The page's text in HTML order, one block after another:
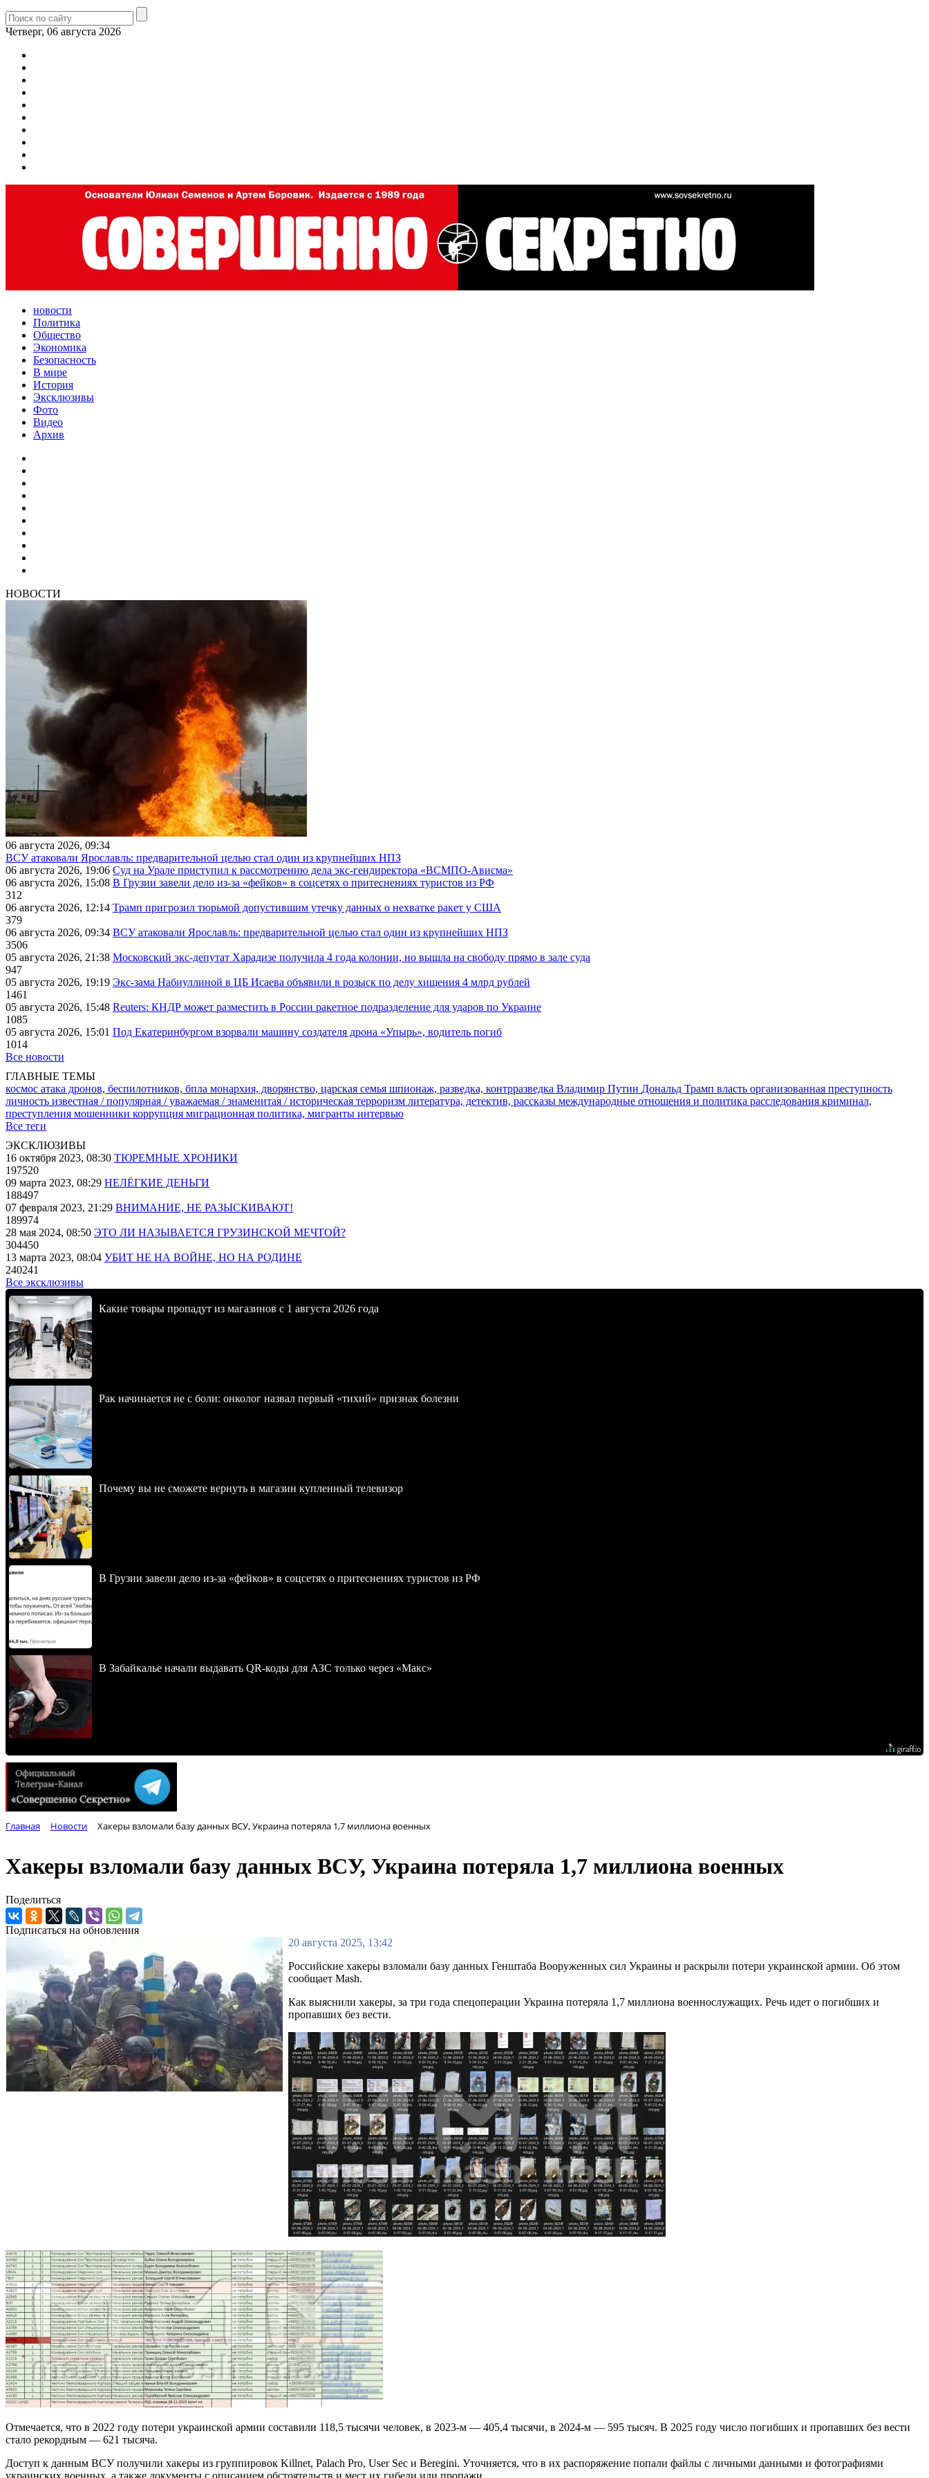
Четверг, 06 августа 2026
новости
Политика
Общество
Экономика
Безопасность
В мире
История
Эксклюзивы
Фото
Видео
Архив
НОВОСТИ
06 августа 2026, 09:34
ВСУ атаковали Ярославль: предварительной целью стал один из крупнейших НПЗ
06 августа 2026, 19:06 Суд на Урале приступил к рассмотрению дела экс-гендиректора «ВСМПО-Ависма»
06 августа 2026, 15:08 В Грузии завели дело из-за «фейков» в соцсетях о притеснениях туристов из РФ
312
06 августа 2026, 12:14 Трамп пригрозил тюрьмой допустившим утечку данных о нехватке ракет у США
379
06 августа 2026, 09:34 ВСУ атаковали Ярославль: предварительной целью стал один из крупнейших НПЗ
3506
05 августа 2026, 21:38 Московский экс-депутат Харадизе получила 4 года колонии, но вышла на свободу прямо в зале суда
947
05 августа 2026, 19:19 Экс-зама Набиуллиной в ЦБ Исаева объявили в розыск по делу хищения 4 млрд рублей
1461
05 августа 2026, 15:48 Reuters: КНДР может разместить в России ракетное подразделение для ударов по Украине
1085
05 августа 2026, 15:01 Под Екатеринбургом взорвали машину создателя дрона «Упырь», водитель погиб
1014
Все новости
ГЛАВНЫЕ ТЕМЫ
космос атака дронов, беспилотников, бпла монархия, дворянство, царская семья шпионаж, разведка, контрразведка Владимир Путин Дональд Трамп власть организованная преступность
личность известная / популярная / уважаемая / знаменитая / историческая терроризм литература, детектив, рассказы международные отношения и политика расследования криминал,
преступления мошенники коррупция миграционная политика, мигранты интервью
Все теги
ЭКСКЛЮЗИВЫ
16 октября 2023, 08:30 ТЮРЕМНЫЕ ХРОНИКИ
197520
09 марта 2023, 08:29 НЕЛЁГКИЕ ДЕНЬГИ
188497
07 февраля 2023, 21:29 ВНИМАНИЕ, НЕ РАЗЫСКИВАЮТ!
189974
28 мая 2024, 08:50 ЭТО ЛИ НАЗЫВАЕТСЯ ГРУЗИНСКОЙ МЕЧТОЙ?
304450
13 марта 2023, 08:04 УБИТ НЕ НА ВОЙНЕ, НО НА РОДИНЕ
240241
Все эксклюзивы
Какие товары пропадут из магазинов с 1 августа 2026 года
Рак начинается не с боли: онколог назвал первый «тихий» признак болезни
Почему вы не сможете вернуть в магазин купленный телевизор
В Грузии завели дело из-за «фейков» в соцсетях о притеснениях туристов из РФ
В Забайкалье начали выдавать QR-коды для АЗС только через «Макс»
Главная Новости Хакеры взломали базу данных ВСУ, Украина потеряла 1,7 миллиона военных
Хакеры взломали базу данных ВСУ, Украина потеряла 1,7 миллиона военных
Поделиться
Подписаться на обновления
20 августа 2025, 13:42
Российские хакеры взломали базу данных Генштаба Вооруженных сил Украины и раскрыли потери украинской армии. Об этом
сообщает Mash.
Как выяснили хакеры, за три года спецоперации Украина потеряла 1,7 миллиона военнослужащих. Речь идет о погибших и
пропавших без вести.
Отмечается, что в 2022 году потери украинской армии составили 118,5 тысячи человек, в 2023-м — 405,4 тысячи, в 2024-м — 595 тысяч. В 2025 году число погибших и пропавших без вести
стало рекордным — 621 тысяча.
Доступ к данным ВСУ получили хакеры из группировок Killnet, Palach Pro, User Sec и Beregini. Уточняется, что в их распоряжение попали файлы с личными данными и фотографиями